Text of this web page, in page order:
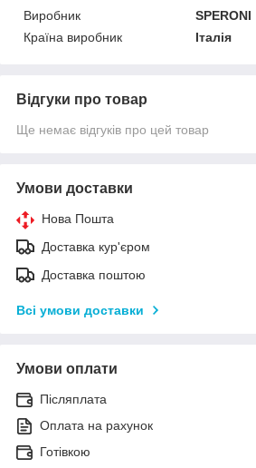
Виробник
SPERONI
Країна виробник
Італія
Відгуки про товар
Ще немає відгуків про цей товар
Умови доставки
Нова Пошта
Доставка кур'єром
Доставка поштою
Всі умови доставки
Умови оплати
Післяплата
Оплата на рахунок
Готівкою